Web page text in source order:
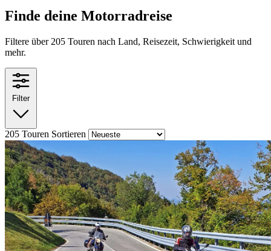
Finde deine Motorradreise
Filtere über 205 Touren nach Land, Reisezeit, Schwierigkeit und
mehr.
Filter
205 Touren Sortieren